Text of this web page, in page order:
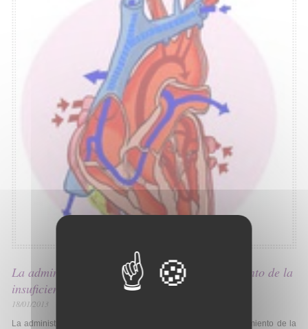
La administración de hierro mejora el tratamiento de la
insuficiencia cardiaca
18/01/2013
La administración de hierro por vía intravenosa ayuda al tratamiento de la